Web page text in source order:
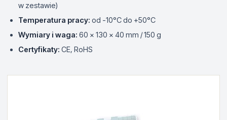
w zestawie)
Temperatura pracy: od -10°C do +50°C
Wymiary i waga: 60 x 130 x 40 mm / 150 g
Certyfikaty: CE, RoHS